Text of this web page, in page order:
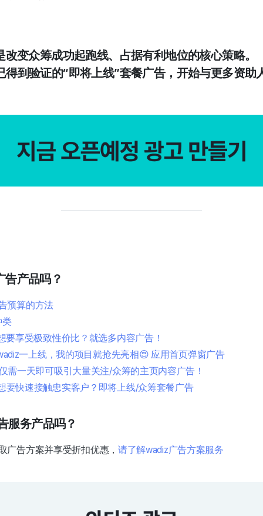
改变众筹成功起跑线、占据有利地位的核心策略。
得到验证的“即将上线”套餐广告， 开始与更多资助
告产品吗？
预算的方法
类
要享受极致性价比？就选多内容广告！
一上线，我的项目就抢先亮相😍 应用首页弹窗广告
需一天即可吸引大量关注/众筹的主页内容广告！
要快速接触忠实客户？即将上线/众筹套餐广告
服务产品吗？
广告方案并享受折扣优惠， 请了解wadiz广告方案服务